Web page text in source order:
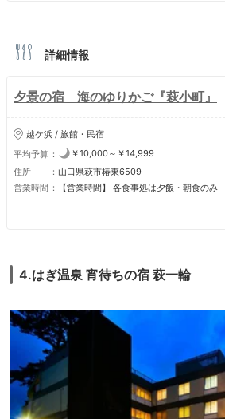
詳細情報
夕景の宿 海のゆりかご『萩小町』
越ケ浜 / 旅館・民宿
平均予算
￥10,000～￥14,999
住所
山口県萩市椿東6509
営業時間
4.はぎ温泉 宵待ちの宿 萩一輪